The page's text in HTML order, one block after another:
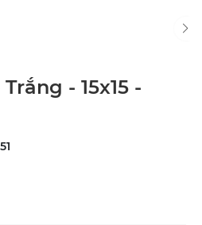
- 15x15 -